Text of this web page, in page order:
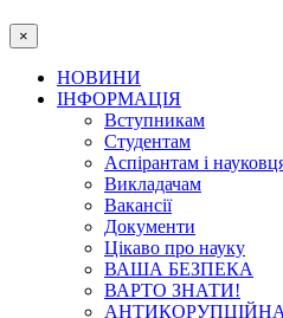
×
НОВИНИ
ІНФОРМАЦІЯ
Вступникам
Студентам
Аспірантам і
Викладачам
Вакансії
Документи
Цікаво про науку
ВАША БЕЗПЕКА
ВАРТО ЗНАТИ!
АНТИКОРУПЦІЙНА